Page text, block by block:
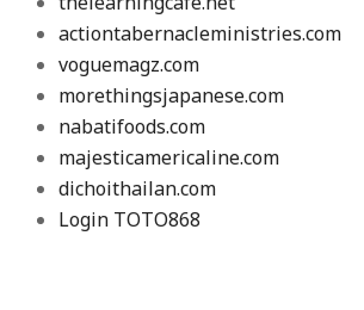
actiontabernacleministries.com
voguemagz.com
morethingsjapanese.com
nabatifoods.com
majesticamericaline.com
dichoithailan.com
Login TOTO868